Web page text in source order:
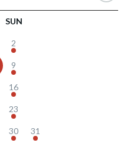
SUN
2
9
16
23
30 31